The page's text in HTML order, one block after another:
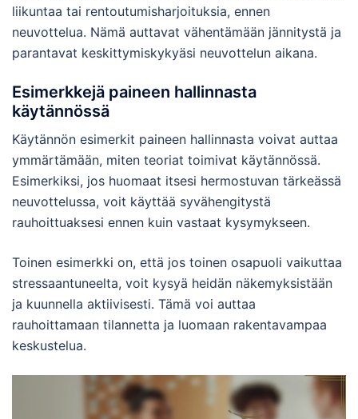
liikuntaa tai rentoutumisharjoituksia, ennen
neuvottelua. Nämä auttavat vähentämään jännitystä ja
parantavat keskittymiskykyäsi neuvottelun aikana.
Esimerkkejä paineen hallinnasta
käytännössä
Käytännön esimerkit paineen hallinnasta voivat auttaa
ymmärtämään, miten teoriat toimivat käytännössä.
Esimerkiksi, jos huomaat itsesi hermostuvan tärkeässä
neuvottelussa, voit käyttää syvähengitystä
rauhoittuaksesi ennen kuin vastaat kysymykseen.
Toinen esimerkki on, että jos toinen osapuoli vaikuttaa
stressaantuneelta, voit kysyä heidän näkemyksistään
ja kuunnella aktiivisesti. Tämä voi auttaa
rauhoittamaan tilannetta ja luomaan rakentavampaa
keskustelua.